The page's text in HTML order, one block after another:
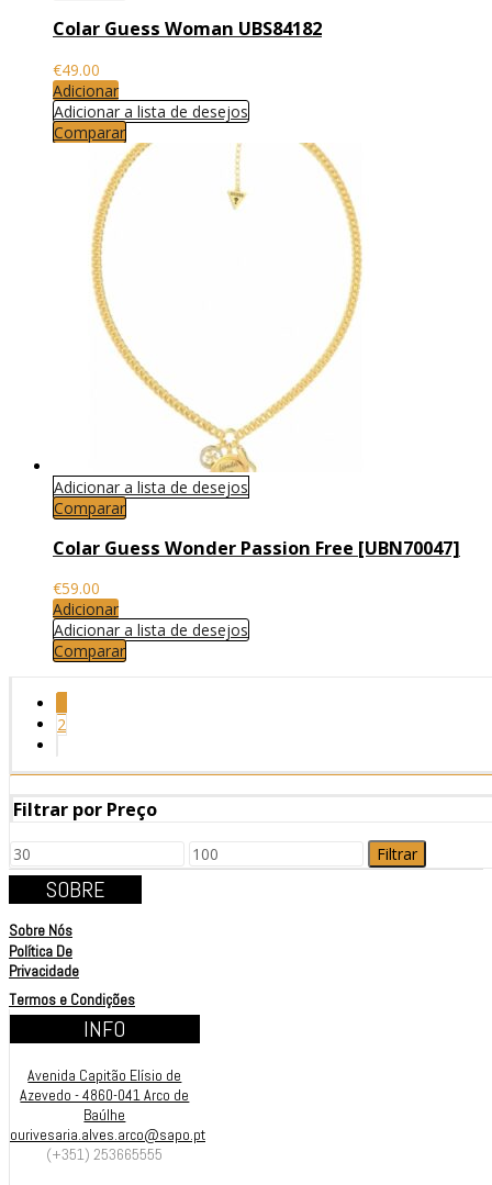
Colar Guess Woman UBS84182
€49.00
Adicionar
Adicionar a lista de desejos
Comparar
Adicionar a lista de desejos
Comparar
Colar Guess Wonder Passion Free [UBN70047]
€59.00
Adicionar
Adicionar a lista de desejos
Comparar
2
Filtrar por Preço
Filtrar
SOBRE
Sobre Nós
Política De
Privacidade
Termos e Condições
INFO
Avenida Capitão Elísio de
Azevedo - 4860-041 Arco de
Baúlhe
ourivesaria.alves.arco@sapo.pt
(+351) 253665555